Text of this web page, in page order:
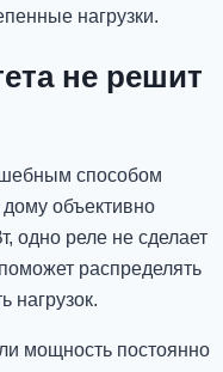
нагрузки.
не решит
способом
объективно
одно реле не сделает
распределять
нагрузок.
мощность постоянно